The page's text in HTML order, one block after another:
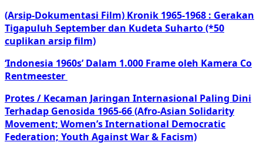
(Arsip-Dokumentasi Film) Kronik 1965-1968 : Gerakan
Tigapuluh September dan Kudeta Suharto (*50
cuplikan arsip film)
‘Indonesia 1960s’ Dalam 1.000 Frame oleh Kamera Co
Rentmeester
Protes / Kecaman Jaringan Internasional Paling Dini
Terhadap Genosida 1965-66 (Afro-Asian Solidarity
Movement; Women’s International Democratic
Federation; Youth Against War & Facism)